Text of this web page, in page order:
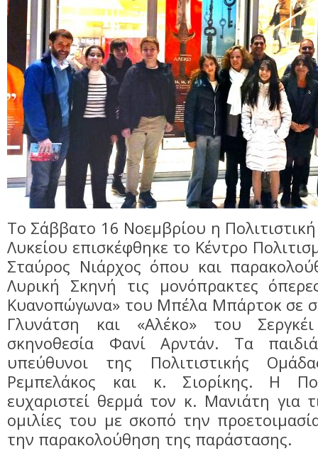
Το Σάββατο 16 Νοεμβρίου η
Λυκείου επισκέφθηκε το Κέντρο
Σταύρος Νιάρχος όπου και
Λυρική Σκηνή τις μονόπρακτες
Κυανοπώγωνα» του Μπέλα Μπάρτοκ σε
Γλυνάτση και «Αλέκο» του
σκηνοθεσία Φανί Αρντάν. Τα
υπεύθυνοι της Πολιτιστικής
Ρεμπελάκος και κ. Σιορίκης. Η
ευχαριστεί θερμά τον κ. Μανιάτη για
ομιλίες του με σκοπό την
την παρακολούθηση της παράστασης.